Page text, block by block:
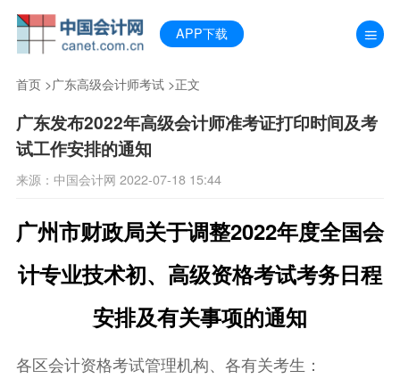
APP下载
首页>广东高级会计师考试>正文
广东发布2022年高级会计师准考证打印时间及考
试工作安排的通知
来源：中国会计网 2022-07-18 15:44
广州市财政局关于调整2022年度全国会
计专业技术初、高级资格考试考务日程
安排及有关事项的通知
各区会计资格考试管理机构、各有关考生：